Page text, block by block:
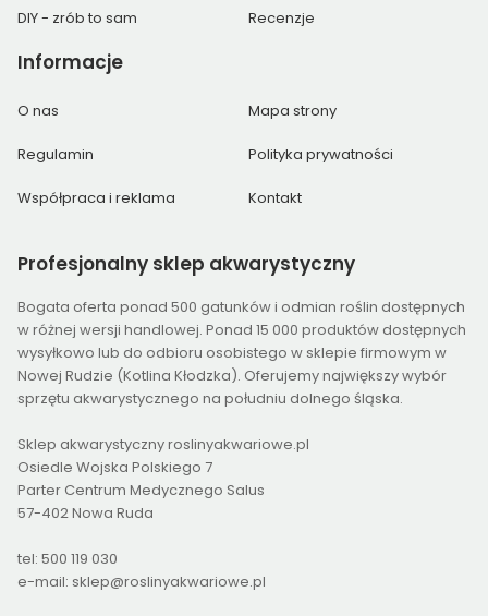
DIY - zrób to sam Recenzje
Informacje
O nas Mapa strony
Regulamin Polityka prywatności
Współpraca i reklama Kontakt
Profesjonalny sklep akwarystyczny
Bogata oferta ponad 500 gatunków i odmian roślin dostępnych
w różnej wersji handlowej. Ponad 15 000 produktów dostępnych
wysyłkowo lub do odbioru osobistego w sklepie firmowym w
Nowej Rudzie (Kotlina Kłodzka). Oferujemy największy wybór
sprzętu akwarystycznego na południu dolnego śląska.
Sklep akwarystyczny roslinyakwariowe.pl
Osiedle Wojska Polskiego 7
Parter Centrum Medycznego Salus
57-402 Nowa Ruda
tel: 500 119 030
e-mail: sklep@roslinyakwariowe.pl